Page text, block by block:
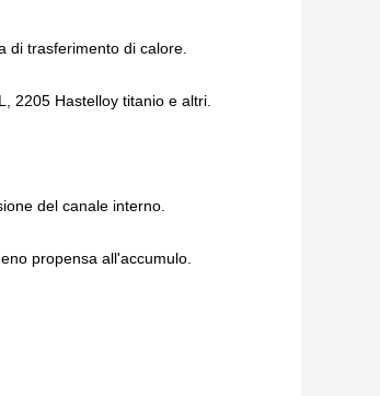
di trasferimento di calore.
2205 Hastelloy titanio e altri.
del canale interno.
propensa all'accumulo.